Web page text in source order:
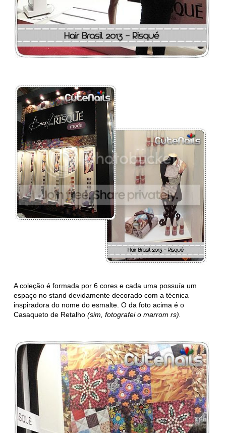
A coleção é formada por 6 cores e cada uma possuía um
espaço no stand devidamente decorado com a técnica
inspiradora do nome do esmalte. O da foto acima é o
Casaqueto de Retalho (sim, fotografei o marrom rs).